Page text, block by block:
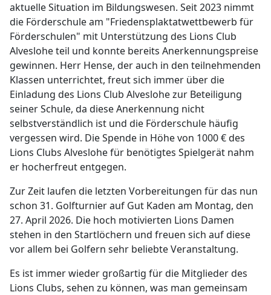
aktuelle Situation im Bildungswesen. Seit 2023 nimmt
die Förderschule am "Friedensplaktatwettbewerb für
Förderschulen" mit Unterstützung des Lions Club
Alveslohe teil und konnte bereits Anerkennungspreise
gewinnen. Herr Hense, der auch in den teilnehmenden
Klassen unterrichtet, freut sich immer über die
Einladung des Lions Club Alveslohe zur Beteiligung
seiner Schule, da diese Anerkennung nicht
selbstverständlich ist und die Förderschule häufig
vergessen wird. Die Spende in Höhe von 1000 € des
Lions Clubs Alveslohe für benötigtes Spielgerät nahm
er hocherfreut entgegen.
Zur Zeit laufen die letzten Vorbereitungen für das nun
schon 31. Golfturnier auf Gut Kaden am Montag, den
27. April 2026. Die hoch motivierten Lions Damen
stehen in den Startlöchern und freuen sich auf diese
vor allem bei Golfern sehr beliebte Veranstaltung.
Es ist immer wieder großartig für die Mitglieder des
Lions Clubs, sehen zu können, was man gemeinsam